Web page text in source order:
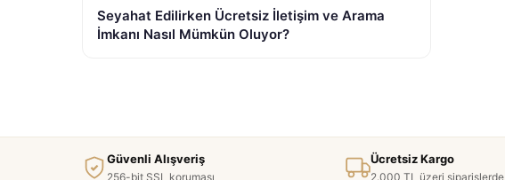
Seyahat Edilirken Ücretsiz İletişim ve Arama
İmkanı Nasıl Mümkün Oluyor?
Güvenli Alışveriş
256-bit SSL koruması
Ücretsiz Kargo
2.000 TL üzeri siparişlerde